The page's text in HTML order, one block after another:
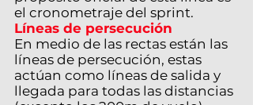
el cronometraje del sprint.
Líneas de persecución
En medio de las rectas están las
líneas de persecución, estas
actúan como líneas de salida y
llegada para todas las distancias